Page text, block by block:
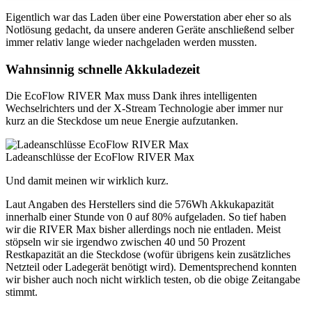
Eigentlich war das Laden über eine Powerstation aber eher so als
Notlösung gedacht, da unsere anderen Geräte anschließend selber
immer relativ lange wieder nachgeladen werden mussten.
Wahnsinnig schnelle Akkuladezeit
Die EcoFlow RIVER Max muss Dank ihres intelligenten
Wechselrichters und der X-Stream Technologie aber immer nur
kurz an die Steckdose um neue Energie aufzutanken.
Ladeanschlüsse der EcoFlow RIVER Max
Und damit meinen wir wirklich kurz.
Laut Angaben des Herstellers sind die 576Wh Akkukapazität
innerhalb einer Stunde von 0 auf 80% aufgeladen. So tief haben
wir die RIVER Max bisher allerdings noch nie entladen. Meist
stöpseln wir sie irgendwo zwischen 40 und 50 Prozent
Restkapazität an die Steckdose (wofür übrigens kein zusätzliches
Netzteil oder Ladegerät benötigt wird). Dementsprechend konnten
wir bisher auch noch nicht wirklich testen, ob die obige Zeitangabe
stimmt.